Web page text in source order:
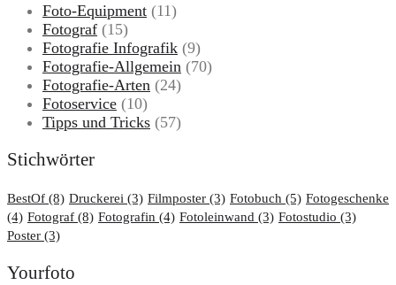
Foto-Equipment (11)
Fotograf (15)
Fotografie Infografik (9)
Fotografie-Allgemein (70)
Fotografie-Arten (24)
Fotoservice (10)
Tipps und Tricks (57)
Stichwörter
BestOf (8) Druckerei (3) Filmposter (3) Fotobuch (5) Fotogeschenke
(4) Fotograf (8) Fotografin (4) Fotoleinwand (3) Fotostudio (3)
Poster (3)
Yourfoto